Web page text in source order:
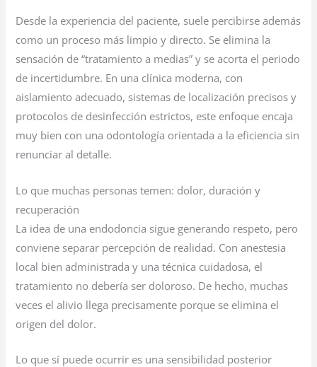
Desde la experiencia del paciente, suele percibirse además
como un proceso más limpio y directo. Se elimina la
sensación de “tratamiento a medias” y se acorta el periodo
de incertidumbre. En una clínica moderna, con
aislamiento adecuado, sistemas de localización precisos y
protocolos de desinfección estrictos, este enfoque encaja
muy bien con una odontología orientada a la eficiencia sin
renunciar al detalle.
Lo que muchas personas temen: dolor, duración y
recuperación
La idea de una endodoncia sigue generando respeto, pero
conviene separar percepción de realidad. Con anestesia
local bien administrada y una técnica cuidadosa, el
tratamiento no debería ser doloroso. De hecho, muchas
veces el alivio llega precisamente porque se elimina el
origen del dolor.
Lo que sí puede ocurrir es una sensibilidad posterior